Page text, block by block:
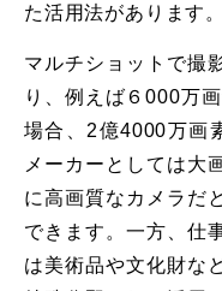
た活用法があります。
マルチショットで撮
り、例えば６000万
場合、2億4000万画
メーカーとしては大
に高画質なカメラだ
できます。一方、仕
は美術品や文化財な